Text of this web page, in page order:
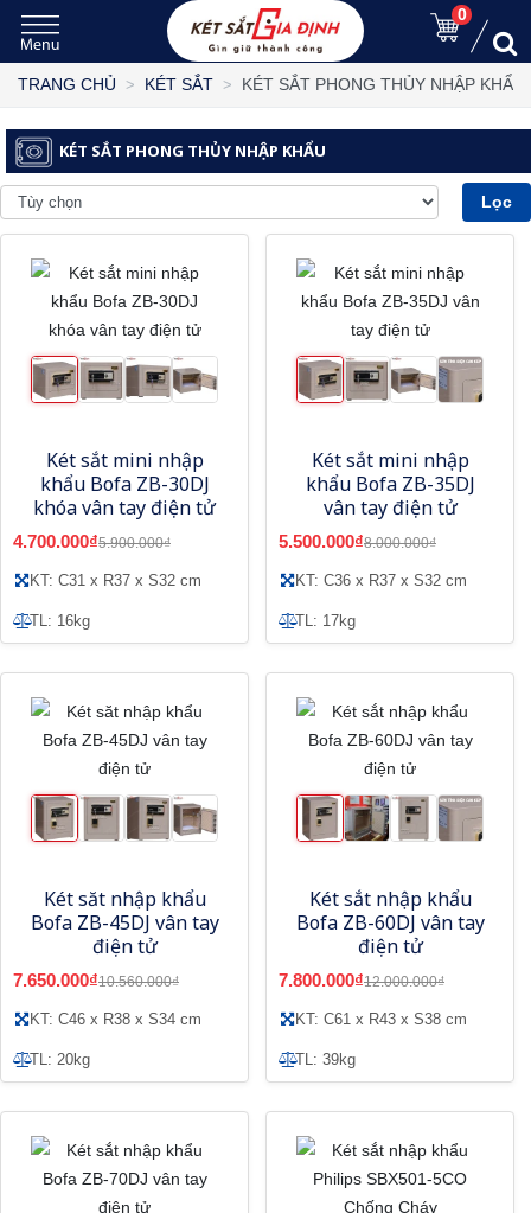
0
TRANG CHỦ KÉT SẮT KÉT SẮT PHONG THỦY NHẬP KHẨU
KÉT SẮT PHONG THỦY NHẬP KHẨU
Lọc
Két sắt mini nhập
khẩu Bofa ZB-30DJ
khóa vân tay điện tử
4.700.000₫5.900.000₫
KT: C31 x R37 x S32 cm
TL: 16kg
Két sắt mini nhập
khẩu Bofa ZB-35DJ
vân tay điện tử
5.500.000₫8.000.000₫
KT: C36 x R37 x S32 cm
TL: 17kg
Két săt nhập khẩu
Bofa ZB-45DJ vân tay
điện tử
7.650.000₫10.560.000₫
KT: C46 x R38 x S34 cm
TL: 20kg
Két sắt nhập khẩu
Bofa ZB-60DJ vân tay
điện tử
7.800.000₫12.000.000₫
KT: C61 x R43 x S38 cm
TL: 39kg